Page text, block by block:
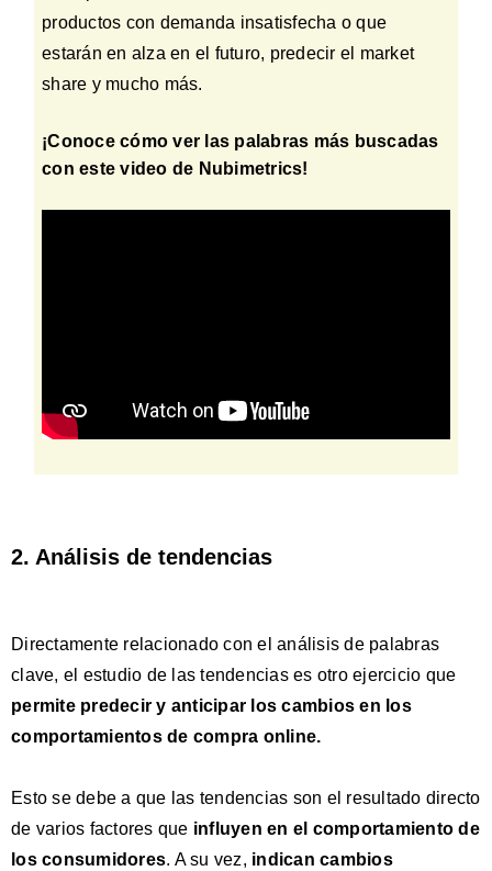
productos con demanda insatisfecha o que
estarán en alza en el futuro, predecir el market
share y mucho más.
¡Conoce cómo ver las palabras más buscadas
con este video de Nubimetrics!
2. Análisis de tendencias
Directamente relacionado con el análisis de palabras
clave, el estudio de las tendencias es otro ejercicio que
permite predecir y anticipar los cambiosen los
comportamientos de compra online.
Esto se debe a que las tendencias son el resultado directo
de varios factores que influyen en el comportamiento de
los consumidores. A su vez, indican cambios